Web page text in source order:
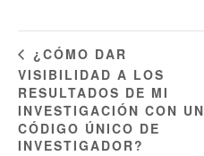
¿CÓMO DAR
VISIBILIDAD A LOS
RESULTADOS DE MI
INVESTIGACIÓN CON UN
CÓDIGO ÚNICO DE
INVESTIGADOR?